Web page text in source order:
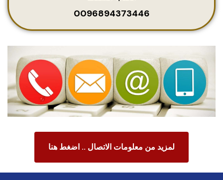
0096894373446
لمزيد من معلومات الاتصال .. اضغط هنا